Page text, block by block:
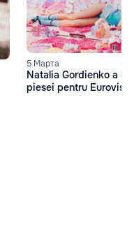
5 Марта
Natalia Gordienko a
piesei pentru